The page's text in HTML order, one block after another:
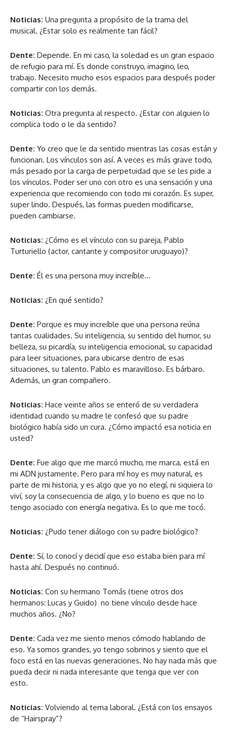
Noticias: Una pregunta a propósito de la trama del
musical. ¿Estar solo es realmente tan fácil?
Dente: Depende. En mi caso, la soledad es un gran espacio
de refugio para mí. Es donde construyo, imagino, leo,
trabajo. Necesito mucho esos espacios para después poder
compartir con los demás.
Noticias: Otra pregunta al respecto. ¿Estar con alguien lo
complica todo o le da sentido?
Dente: Yo creo que le da sentido mientras las cosas están y
funcionan. Los vínculos son así. A veces es más grave todo,
más pesado por la carga de perpetuidad que se les pide a
los vínculos. Poder ser uno con otro es una sensación y una
experiencia que recomiendo con todo mi corazón. Es super,
super lindo. Después, las formas pueden modificarse,
pueden cambiarse.
Noticias: ¿Cómo es el vínculo con su pareja, Pablo
Turturiello (actor, cantante y compositor uruguayo)?
Dente: Él es una persona muy increíble…
Noticias: ¿En qué sentido?
Dente: Porque es muy increíble que una persona reúna
tantas cualidades. Su inteligencia, su sentido del humor, su
belleza, su picardía, su inteligencia emocional, su capacidad
para leer situaciones, para ubicarse dentro de esas
situaciones, su talento. Pablo es maravilloso. Es bárbaro.
Además, un gran compañero.
Noticias: Hace veinte años se enteró de su verdadera
identidad cuando su madre le confesó que su padre
biológico había sido un cura. ¿Cómo impactó esa noticia en
usted?
Dente: Fue algo que me marcó mucho, me marca, está en
mi ADN justamente. Pero para mí hoy es muy natural, es
parte de mi historia, y es algo que yo no elegí, ni siquiera lo
viví, soy la consecuencia de algo, y lo bueno es que no lo
tengo asociado con energía negativa. Es lo que me tocó.
Noticias: ¿Pudo tener diálogo con su padre biológico?
Dente: Sí, lo conocí y decidí que eso estaba bien para mí
hasta ahí. Después no continuó.
Noticias: Con su hermano Tomás (tiene otros dos
hermanos: Lucas y Guido) no tiene vínculo desde hace
muchos años. ¿No?
Dente: Cada vez me siento menos cómodo hablando de
eso. Ya somos grandes, yo tengo sobrinos y siento que el
foco está en las nuevas generaciones. No hay nada más que
pueda decir ni nada interesante que tenga que ver con
esto.
Noticias: Volviendo al tema laboral. ¿Está con los ensayos
de “Hairspray”?